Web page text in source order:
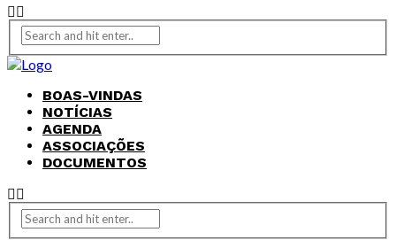
BOAS-VINDAS
NOTÍCIAS
AGENDA
ASSOCIAÇÕES
DOCUMENTOS